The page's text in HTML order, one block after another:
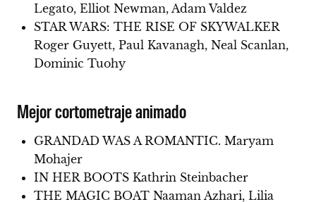
Legato, Elliot Newman, Adam Valdez
STAR WARS: THE RISE OF SKYWALKER
Roger Guyett, Paul Kavanagh, Neal Scanlan,
Dominic Tuohy
Mejor cortometraje animado
GRANDAD WAS A ROMANTIC. Maryam
Mohajer
IN HER BOOTS Kathrin Steinbacher
THE MAGIC BOAT Naaman Azhari, Lilia